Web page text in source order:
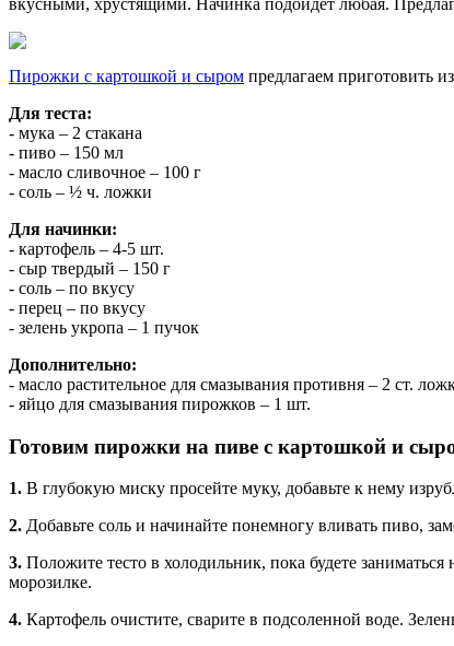
Пирожки с картошкой и сыром предлагаем приготовить
Для теста:
- мука – 2 стакана
- пиво – 150 мл
- масло сливочное – 100 г
- соль – ½ ч. ложки
Для начинки:
- картофель – 4-5 шт.
- сыр твердый – 150 г
- соль – по вкусу
- перец – по вкусу
- зелень укропа – 1 пучок
Дополнительно:
- масло растительное для смазывания противня – 2 ст.
- яйцо для смазывания пирожков – 1 шт.
Готовим пирожки на пиве с картошкой и
1. В глубокую миску просейте муку, добавьте к нему
2. Добавьте соль и начинайте понемногу вливать пиво,
3. Положите тесто в холодильник, пока будете
морозилке.
4. Картофель очистите, сварите в подсоленной воде.